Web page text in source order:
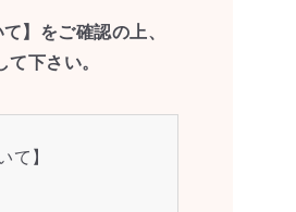
】をご確認の上、
下さい。
】